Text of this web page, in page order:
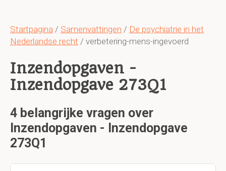
Startpagina / Samenvattingen / De psychiatrie in het
Nederlandse recht / verbetering-mens-ingevoerd
Inzendopgaven -
Inzendopgave 273Q1
4 belangrijke vragen over
Inzendopgaven - Inzendopgave
273Q1